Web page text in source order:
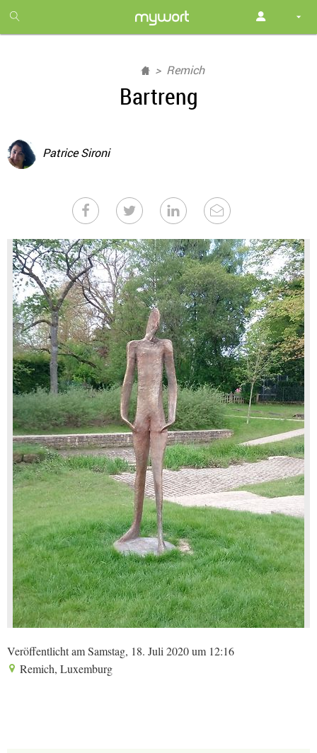
month
free
Remich
Bartreng
Patrice Sironi
Veröffentlicht am Samstag, 18. Juli 2020 um 12:16
Remich, Luxemburg